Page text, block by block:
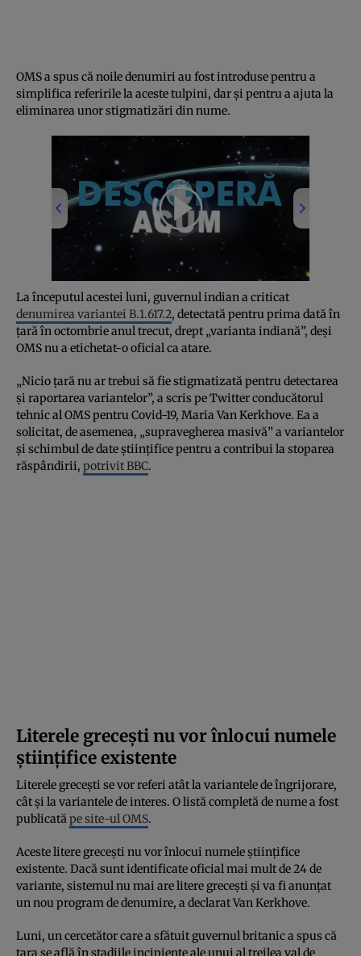
OMS a spus că noile denumiri au fost introduse pentru a
simplifica referirile la aceste tulpini, dar şi pentru a ajuta la
eliminarea unor stigmatizări din nume.
00:00 03:32
La începutul acestei luni, guvernul indian a criticat
denumirea variantei B.1.617.2, detectată pentru prima dată în
ţară în octombrie anul trecut, drept „varianta indiană”, deşi
OMS nu a etichetat-o ​​oficial ca atare.
„Nicio ţară nu ar trebui să fie stigmatizată pentru detectarea
şi raportarea variantelor”, a scris pe Twitter conducătorul
tehnic al OMS pentru Covid-19, Maria Van Kerkhove. Ea a
solicitat, de asemenea, „supravegherea masivă” a variantelor
şi schimbul de date ştiinţifice pentru a contribui la stoparea
răspândirii, potrivit BBC.
Literele greceşti nu vor înlocui numele
ştiinţifice existente
Literele greceşti se vor referi atât la variantele de îngrijorare,
cât şi la variantele de interes. O listă completă de nume a fost
publicatăpe site-ul OMS.
Aceste litere greceşti nu vor înlocui numele ştiinţifice
existente. Dacă sunt identificate oficial mai mult de 24 de
variante, sistemul nu mai are litere greceşti şi va fi anunţat
un nou program de denumire, a declarat Van Kerkhove.
Luni, un cercetător care a sfătuit guvernul britanic a spus că
ţara se află în stadiile incipiente ale unui al treilea val de